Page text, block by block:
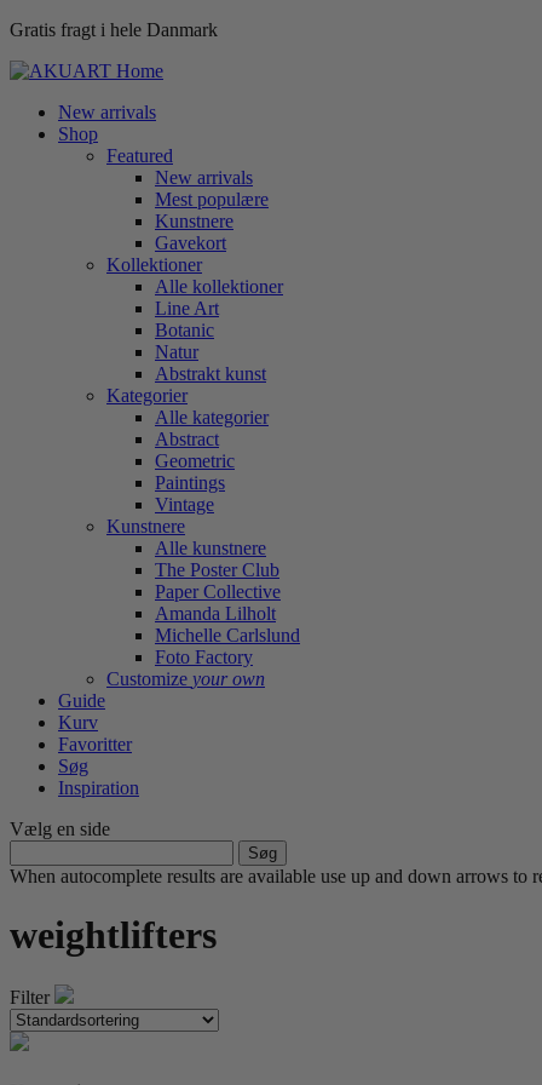
Gratis fragt i hele Danmark
New arrivals
Shop
Featured
New arrivals
Mest populære
Kunstnere
Gavekort
Kollektioner
Alle kollektioner
Line Art
Botanic
Natur
Abstrakt kunst
Kategorier
Alle kategorier
Abstract
Geometric
Paintings
Vintage
Kunstnere
Alle kunstnere
The Poster Club
Paper Collective
Amanda Lilholt
Michelle Carlslund
Foto Factory
Customize your own
Guide
Kurv
Favoritter
Søg
Inspiration
Vælg en side
efter:
When autocomplete results are available use up and down arrows
weightlifters
Filter